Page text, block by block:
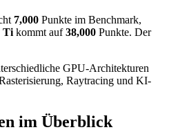
7,000 Punkte im Benchmark,
Ti kommt auf38,000 Punkte. Der
GPU-Architekturen
Raytracing und KI-
im Überblick